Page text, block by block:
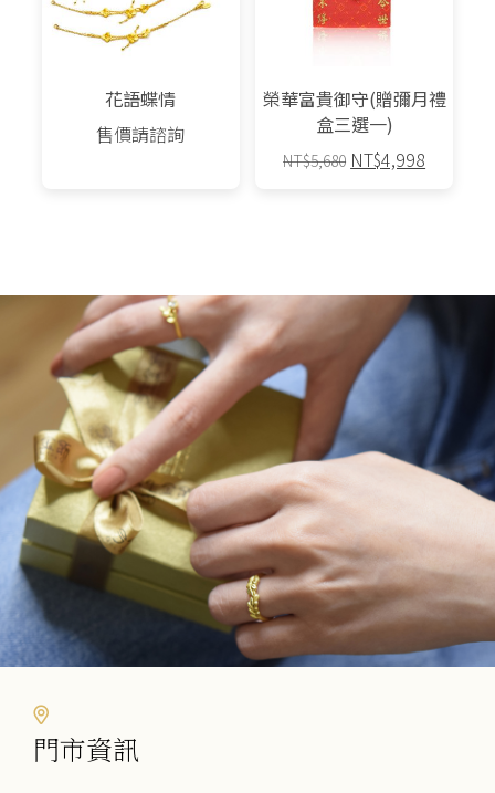
花語蝶情
售價請諮詢
榮華富貴御守(贈彌月禮
盒三選一)
NT$5,680 原
NT$4,998
多
種
款
式。
可
在
面
選
擇
選
項
門市資訊